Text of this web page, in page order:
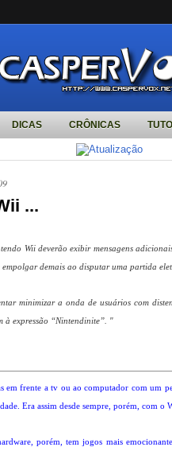
DICAS CRÔNICAS
...
Wii deverão exibir mensagens
demais ao disputar uma partida
minimizar a onda de usuários com
à expressão “Nintendinite”. "
em frente a tv ou ao computador com um
Era assim desde sempre, porém, com o
porém, tem jogos mais